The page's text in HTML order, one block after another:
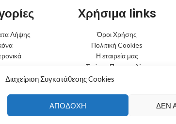
Διαχείριση Συγκατάθεσης Cookies
ΑΠΟΔΟΧΉ ΔΕΝ
Λήψης
Χρήσιμα links
Όροι Χρήσης
Πολιτική Cookies
Η εταιρεία μας
Τρόποι Παραγγελίας
Τρόποι Αποστολής
Πολιτική Επιστροφών